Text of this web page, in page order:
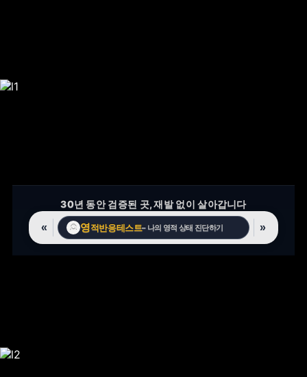
30년 동안 검증된 곳, 재발 없이 살아갑니다
«
🔮 영적반응테스트– 나의 영적 상태 진단하기 👻 고
»